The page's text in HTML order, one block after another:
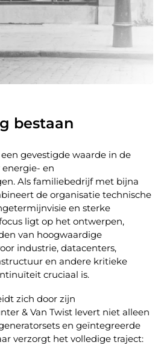
bestaan
gevestigde waarde in de
en
Als familiebedrijf met bijna
de organisatie technische
en sterke
ligt op het ontwerpen,
van hoogwaardige
industrie, datacenters,
en andere kritieke
cruciaal is.
zich door zijn
& Van Twist levert niet alleen
en geïntegreerde
verzorgt het volledige traject: